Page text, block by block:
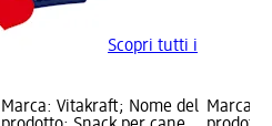
Scopri tutti i
Marca: Vitakraft; Nome del Marca: